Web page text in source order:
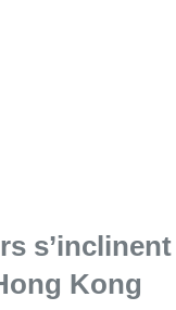
s’inclinent
Kong